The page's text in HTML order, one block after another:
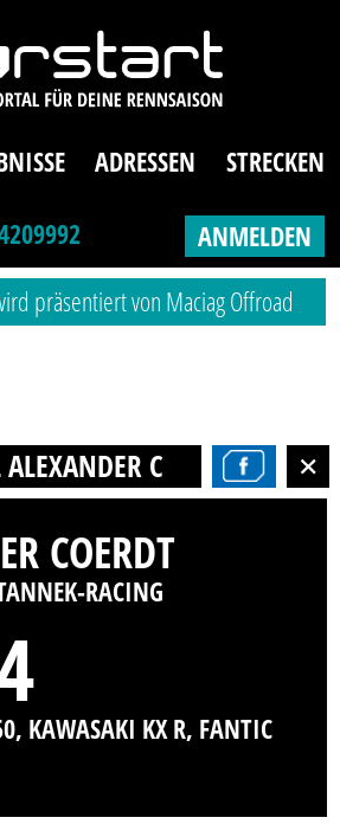
ADRESSEN
STRECKEN
ANMELDEN
präsentiert von Maciag Offroad
COERDT
COERDT
RACING
KAWASAKI KX R, FANTIC